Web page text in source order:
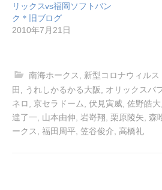
リックスvs福岡ソフトバン
ク＊旧ブログ
2010年7月21日
南海ホークス 新型コロナウィルス
田 , うれしかるかる大阪, オリックスバ
ネロ, 京セラドーム, 伏見寅威, 佐野皓大,
達了一, 山本由伸, 岩嵜翔, 栗原陵矢, 森
ークス, 福田周平, 笠谷俊介, 高橋礼